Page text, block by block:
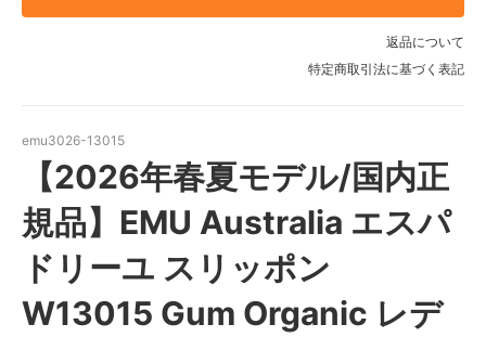
返品について
特定商取引法に基づく表記
emu3026-13015
【2026年春夏モデル/国内正
規品】EMU Australia エスパ
ドリーユ スリッポン
W13015 Gum Organic レデ